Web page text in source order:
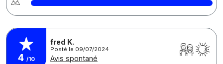
4 /10
fred K.
Posté le 09/07/2024
Avis spontané